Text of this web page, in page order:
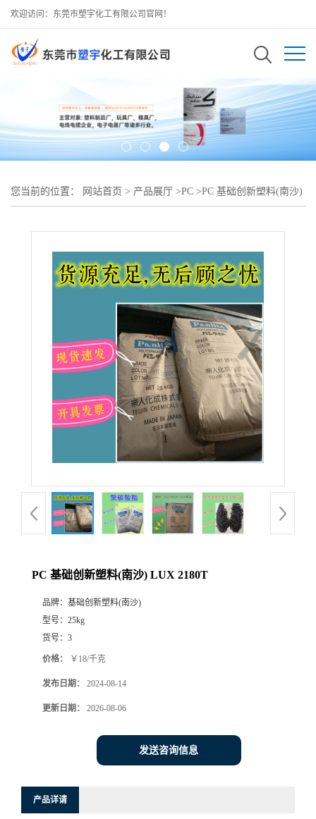
欢迎访问：东莞市塑宇化工有限公司官网！
您当前的位置： 网站首页 > 产品展厅 >PC >PC 基础创新塑料(南沙)
PC 基础创新塑料(南沙) LUX 2180T
品牌： 基础创新塑料(南沙)
型号： 25kg
货号： 3
价格： ￥18/千克
发布日期： 2024-08-14
更新日期： 2026-08-06
发送咨询信息
产品详请